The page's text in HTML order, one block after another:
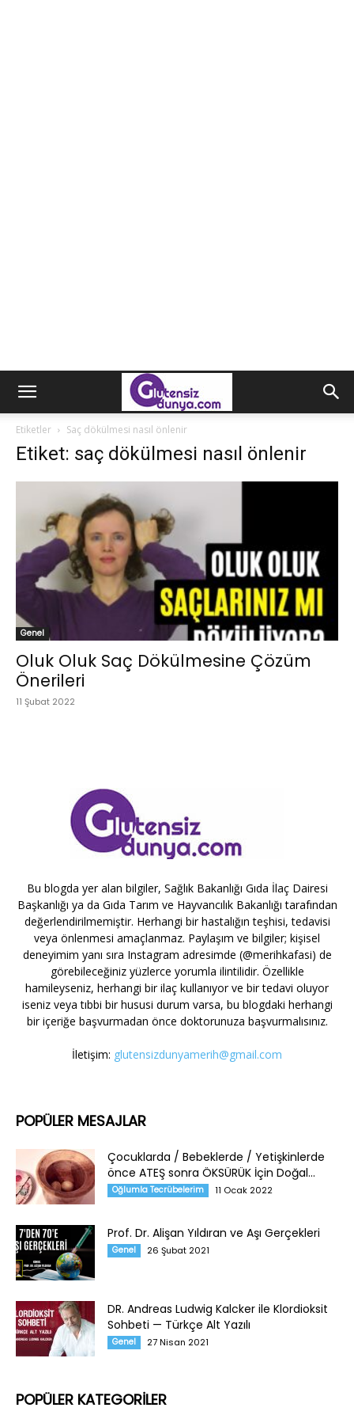
Etiketler Saç dökülmesi nasıl önlenir
Etiket: saç dökülmesi nasıl önlenir
Genel
Oluk Oluk Saç Dökülmesine Çözüm
Önerileri
11 Şubat 2022
Bu blogda yer alan bilgiler, Sağlık Bakanlığı Gıda İlaç Dairesi
Başkanlığı ya da Gıda Tarım ve Hayvancılık Bakanlığı tarafından
değerlendirilmemiştir. Herhangi bir hastalığın teşhisi, tedavisi
veya önlenmesi amaçlanmaz. Paylaşım ve bilgiler; kişisel
deneyimim yanı sıra Instagram adresimde (@merihkafasi) de
görebileceğiniz yüzlerce yorumla ilintilidir. Özellikle
hamileyseniz, herhangi bir ilaç kullanıyor ve bir tedavi oluyor
iseniz veya tıbbi bir hususi durum varsa, bu blogdaki herhangi
bir içeriğe başvurmadan önce doktorunuza başvurmalısınız.
İletişim: glutensizdunyamerih@gmail.com
POPÜLER MESAJLAR
Çocuklarda / Bebeklerde / Yetişkinlerde
önce ATEŞ sonra ÖKSÜRÜK İçin Doğal...
Oğlumla Tecrübelerim 11 Ocak 2022
Prof. Dr. Alişan Yıldıran ve Aşı Gerçekleri
Genel 26 Şubat 2021
DR. Andreas Ludwig Kalcker ile Klordioksit
Sohbeti — Türkçe Alt Yazılı
Genel 27 Nisan 2021
POPÜLER KATEGORİLER